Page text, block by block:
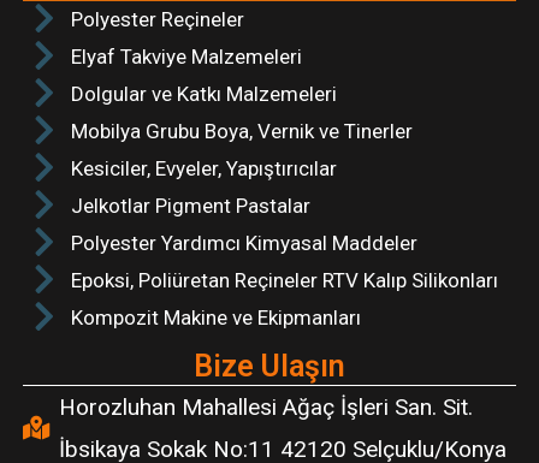
Polyester Reçineler
Elyaf Takviye Malzemeleri
Dolgular ve Katkı Malzemeleri
Mobilya Grubu Boya, Vernik ve Tinerler
Kesiciler, Evyeler, Yapıştırıcılar
Jelkotlar Pigment Pastalar
Polyester Yardımcı Kimyasal Maddeler
Epoksi, Poliüretan Reçineler RTV Kalıp Silikonları
Kompozit Makine ve Ekipmanları
Bize Ulaşın
Horozluhan Mahallesi Ağaç İşleri San. Sit.
İbsikaya Sokak No:11 42120 Selçuklu/Konya